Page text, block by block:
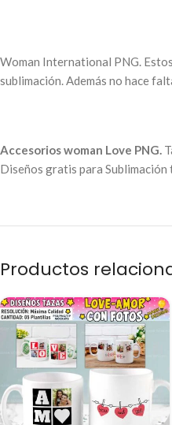
Woman International PNG.
sublimación. Además no hace
Accesorios woman Love PNG.
Diseños gratis para
Productos